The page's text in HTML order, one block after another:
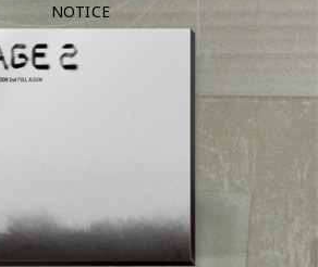
NOTICE